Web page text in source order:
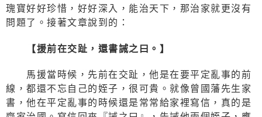
瑰寶好好珍惜，好好深入，能治天下，那治家就更沒有
問題了。接著文章說到的：
【援前在交趾，還書誡之曰。】
馬援當時候，先前在交趾，他是在要平定亂事的前
線，都還不忘自己的姪子，很可貴。就像曾國藩先生家
書，他在平定亂事的時候還是常常給家裡寫信，真的是